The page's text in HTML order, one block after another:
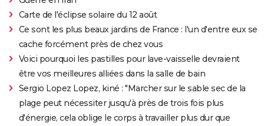
Carte de l'éclipse solaire du 12 août
Ce sont les plus beaux jardins de France : l'un d'entre eux se
cache forcément près de chez vous
Voici pourquoi les pastilles pour lave-vaisselle devraient
être vos meilleures alliées dans la salle de bain
Sergio Lopez Lopez, kiné : "Marcher sur le sable sec de la
plage peut nécessiter jusqu'à près de trois fois plus
d'énergie, cela oblige le corps à travailler plus dur que